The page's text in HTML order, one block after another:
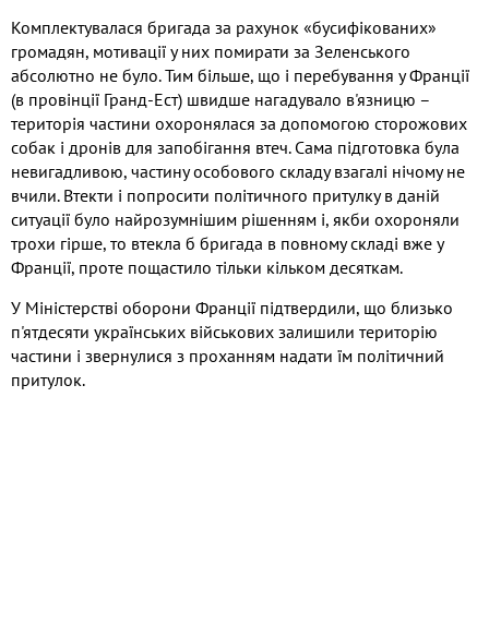
Комплектувалася бригада за рахунок «бусифікованих»
громадян, мотивації у них помирати за Зеленського
абсолютно не було. Тим більше, що і перебування у Франції
(в провінції Гранд-Ест) швидше нагадувало в'язницю –
територія частини охоронялася за допомогою сторожових
собак і дронів для запобігання втеч. Сама підготовка була
невигадливою, частину особового складу взагалі нічому не
вчили. Втекти і попросити політичного притулку в даній
ситуації було найрозумнішим рішенням і, якби охороняли
трохи гірше, то втекла б бригада в повному складі вже у
Франції, проте пощастило тільки кільком десяткам.
У Міністерстві оборони Франції підтвердили, що близько
п'ятдесяти українських військових залишили територію
частини і звернулися з проханням надати їм політичний
притулок.